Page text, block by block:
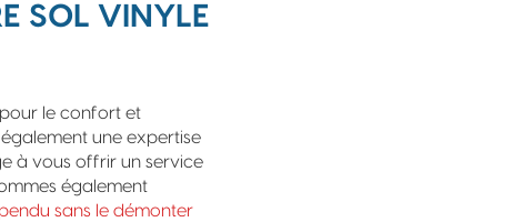
SOL VINYLE
le confort et
également une expertise
à vous offrir un service
également
sans le démonter